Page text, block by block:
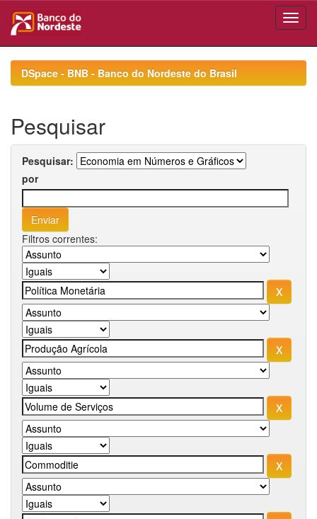
navigationDSpace - BNB - Banco do Nordeste do Brasil
Pesquisar
Pesquisar:
por
Filtros correntes: